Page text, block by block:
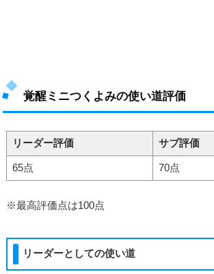
覚醒ミニつくよみの使い道評価
リーダー評価 サブ評価
65点 70点
※最高評価点は100点
リーダーとしての使い道